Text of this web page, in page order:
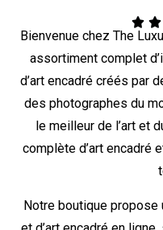
 
Bienvenue chez The
assortiment complet
d’art encadré créés par
des photographes du
le meilleur de l’art et
complète d’art encadré
Notre boutique propose